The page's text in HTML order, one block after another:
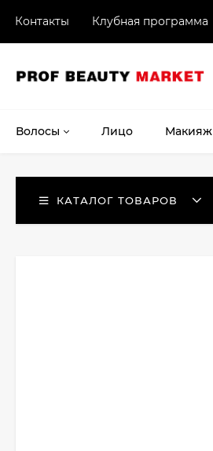
Контакты Клубная программа
Волосы Лицо Макияж
КАТАЛОГ ТОВАРОВ